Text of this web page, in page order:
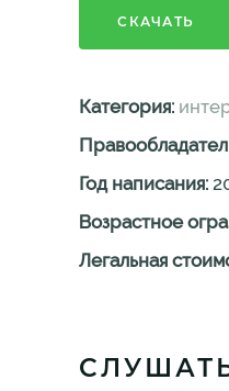
СКАЧАТЬ
Категория:
Год написания:
Возрастное
Легальная